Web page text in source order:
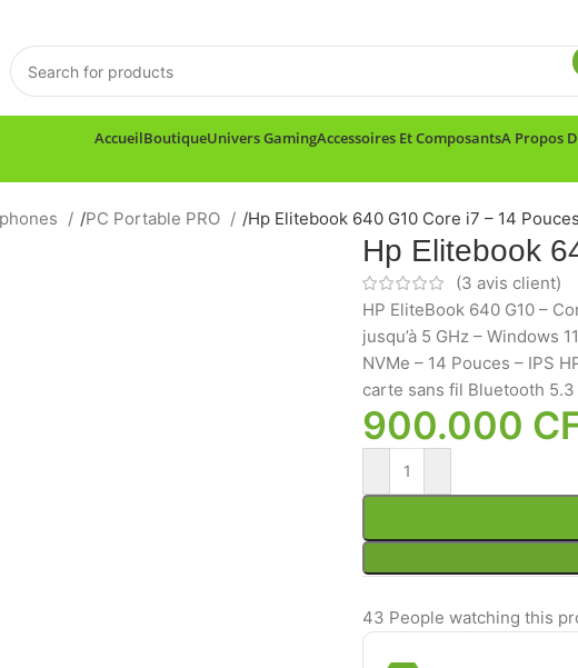
AccueilBoutiqueUnivers GamingAccessoires Et ComposantsA Propos
/PC Portable PRO /Hp Elitebook 640 G10 Core i7 – 14
Hp Elitebook
(3 avis client)
HP EliteBook 640 G10 –
jusqu’à 5 GHz – Windows
NVMe – 14 Pouces – IPS
carte sans fil Bluetooth
900.000
43 People watching this